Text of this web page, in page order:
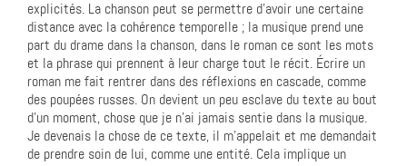
explicités. La chanson peut se permettre d’avoir une certaine
distance avec la cohérence temporelle ; la musique prend une
part du drame dans la chanson, dans le roman ce sont les mots
et la phrase qui prennent à leur charge tout le récit. Écrire un
roman me fait rentrer dans des réflexions en cascade, comme
des poupées russes. On devient un peu esclave du texte au bout
d’un moment, chose que je n’ai jamais sentie dans la musique.
Je devenais la chose de ce texte, il m’appelait et me demandait
de prendre soin de lui, comme une entité. Cela implique un